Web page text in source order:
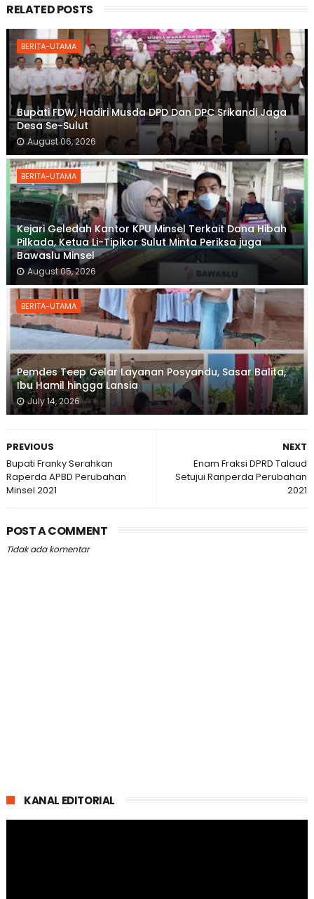
RELATED POSTS
BERITA-UTAMA
Bupati FDW, Hadiri Musda DPD Dan DPC Srikandi Jaga
Desa Se-Sulut
August 06, 2026
BERITA-UTAMA
Kejari Geledah Kantor KPU Minsel Terkait Dana Hibah
Pilkada, Ketua Li-Tipikor Sulut Minta Periksa juga
Bawaslu Minsel
August 05, 2026
BERITA-UTAMA
Pemdes Teep Gelar Layanan Posyandu, Sasar Balita,
Ibu Hamil hingga Lansia
July 14, 2026
NEXT
Enam Fraksi DPRD Talaud
Setujui Ranperda Perubahan
2021
PREVIOUS
Bupati Franky Serahkan
Raperda APBD Perubahan
Minsel 2021
POST A COMMENT
Tidak ada komentar
KANAL EDITORIAL